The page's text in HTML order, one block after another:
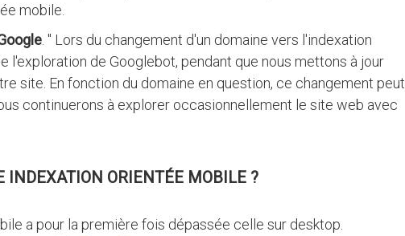
mobile.
. " Lors du changement d'un domaine vers l'indexation
l'exploration de Googlebot, pendant que nous mettons à jour
site. En fonction du domaine en question, ce changement peut
continuerons à explorer occasionnellement le site web avec
INDEXATION ORIENTÉE MOBILE ?
a pour la première fois dépassée celle sur desktop.